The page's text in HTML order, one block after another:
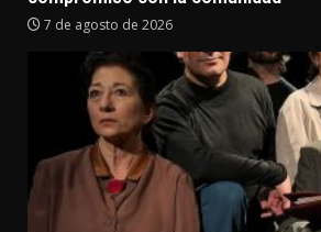
7 de agosto de 2026